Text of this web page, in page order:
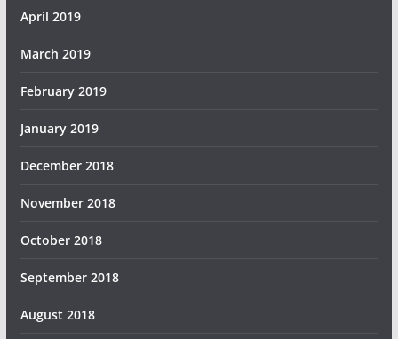
April 2019
March 2019
February 2019
January 2019
December 2018
November 2018
October 2018
September 2018
August 2018